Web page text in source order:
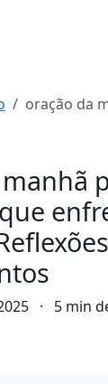
oração da manhã para mulheres que enfrentam
· 5 min